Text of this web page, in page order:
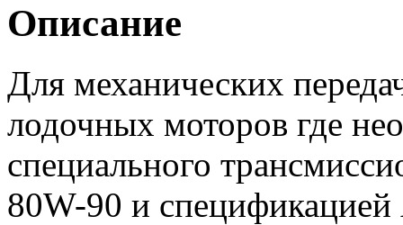
Описание
Для механических
лодочных моторов где
специального
80W-90 и